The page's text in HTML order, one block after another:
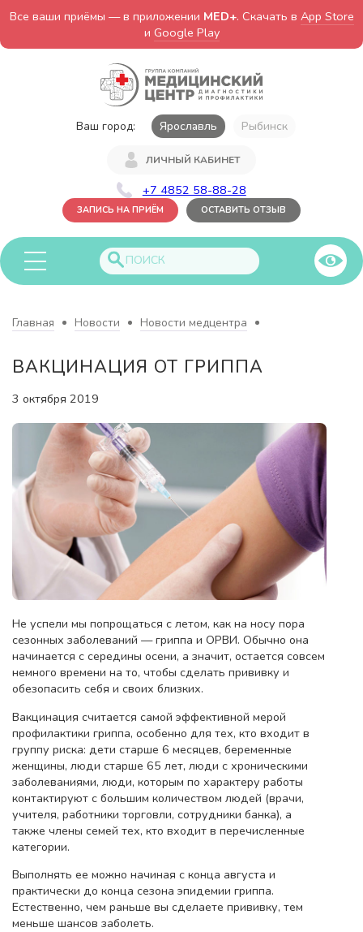
Все ваши приёмы — в приложении MED+. Скачать в App Store
и Google Play
Ваш город: Ярославль Рыбинск
ЛИЧНЫЙ КАБИНЕТ
+7 4852 58-88-28
ЗАПИСЬ НА ПРИЁМ ОСТАВИТЬ ОТЗЫВ
Главная Новости Новости медцентра
ВАКЦИНАЦИЯ ОТ ГРИППА
3 октября 2019
Не успели мы попрощаться с летом, как на носу пора
сезонных заболеваний — гриппа и ОРВИ. Обычно она
начинается с середины осени, а значит, остается совсем
немного времени на то, чтобы сделать прививку и
обезопасить себя и своих близких.
Вакцинация считается самой эффективной мерой
профилактики гриппа, особенно для тех, кто входит в
группу риска: дети старше 6 месяцев, беременные
женщины, люди старше 65 лет, люди с хроническими
заболеваниями, люди, которым по характеру работы
контактируют с большим количеством людей (врачи,
учителя, работники торговли, сотрудники банка), а
также члены семей тех, кто входит в перечисленные
категории.
Выполнять ее можно начиная с конца августа и
практически до конца сезона эпидемии гриппа.
Естественно, чем раньше вы сделаете прививку, тем
меньше шансов заболеть.